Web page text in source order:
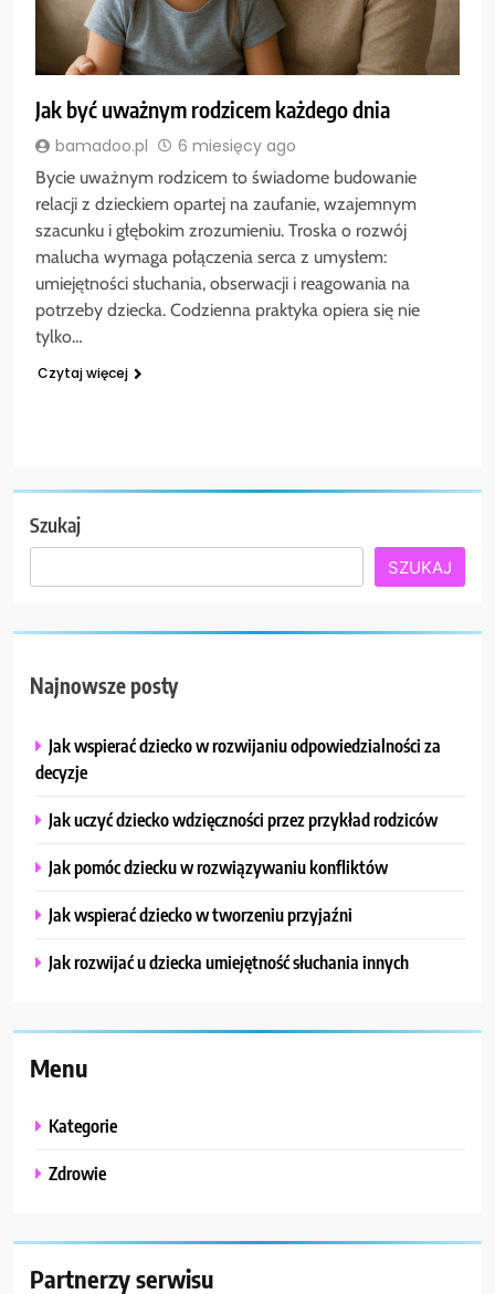
Jak być uważnym rodzicem każdego dnia
bamadoo.pl 6 miesięcy ago
Bycie uważnym rodzicem to świadome budowanie
relacji z dzieckiem opartej na zaufanie, wzajemnym
szacunku i głębokim zrozumieniu. Troska o rozwój
malucha wymaga połączenia serca z umysłem:
umiejętności słuchania, obserwacji i reagowania na
potrzeby dziecka. Codzienna praktyka opiera się nie
tylko…
Czytaj więcej
Szukaj
SZUKAJ
Najnowsze posty
Jak wspierać dziecko w rozwijaniu odpowiedzialności za
decyzje
Jak uczyć dziecko wdzięczności przez przykład rodziców
Jak pomóc dziecku w rozwiązywaniu konfliktów
Jak wspierać dziecko w tworzeniu przyjaźni
Jak rozwijać u dziecka umiejętność słuchania innych
Menu
Kategorie
Zdrowie
Partnerzy serwisu